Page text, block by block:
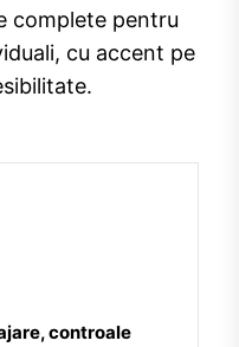
complete pentru
cu accent pe
controale